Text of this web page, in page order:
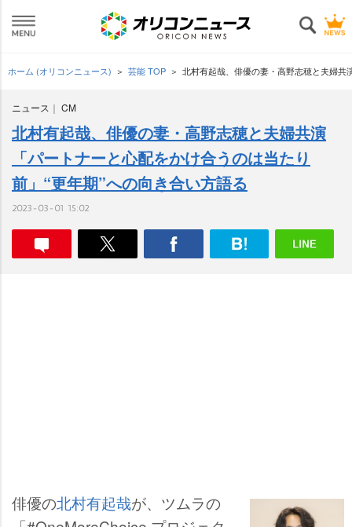
ホーム (オリコンニュース) 芸能 TOP 北村有起哉、俳優の妻・高野志穂と夫婦共
ニュース CM
北村有起哉、俳優の妻・高野志穂と夫婦共演
「パートナーと心配をかけ合うのは当たり
前」“更年期”への向き合い方語る
2023-03-01 15:02
俳優の北村有起哉が、ツムラの